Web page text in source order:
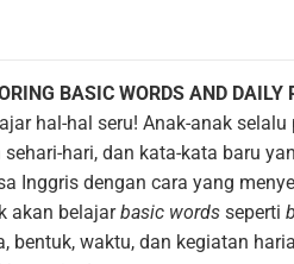
BASIC WORDS AND DAILY
hal-hal seru! Anak-anak selalu
hari, dan kata-kata baru
Inggris dengan cara yang
akan belajarbasic words seperti
bentuk, waktu, dan kegiatan